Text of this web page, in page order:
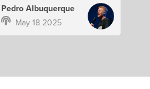
Pedro Albuquerque
May 18 2025